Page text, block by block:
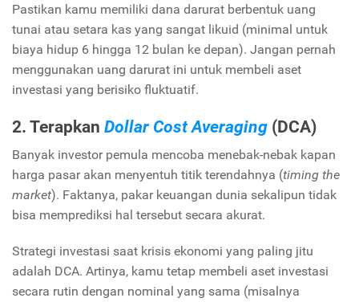
Pastikan kamu memiliki dana darurat berbentuk uang
tunai atau setara kas yang sangat likuid (minimal untuk
biaya hidup 6 hingga 12 bulan ke depan). Jangan pernah
menggunakan uang darurat ini untuk membeli aset
investasi yang berisiko fluktuatif.
2. Terapkan Dollar Cost Averaging (DCA)
Banyak investor pemula mencoba menebak-nebak kapan
harga pasar akan menyentuh titik terendahnya (timing the
market). Faktanya, pakar keuangan dunia sekalipun tidak
bisa memprediksi hal tersebut secara akurat.
Strategi investasi saat krisis ekonomi yang paling jitu
adalah DCA. Artinya, kamu tetap membeli aset investasi
secara rutin dengan nominal yang sama (misalnya